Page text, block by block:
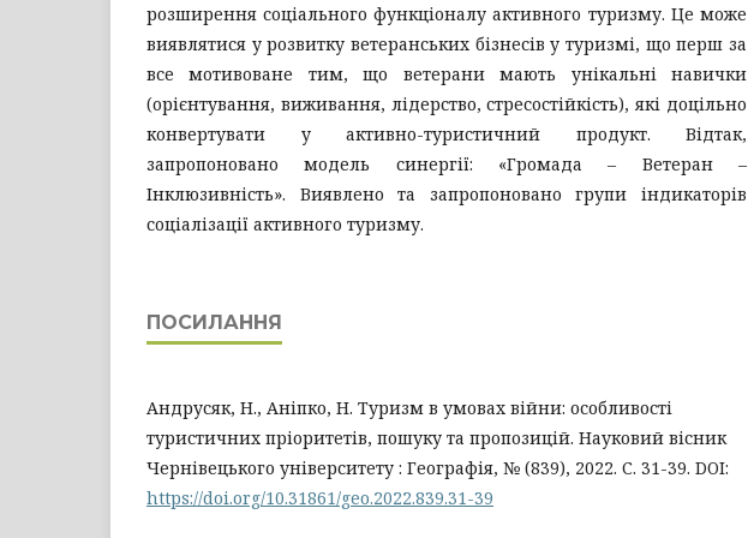
розширення соціального функціоналу активного туризму. Це може
виявлятися у розвитку ветеранських бізнесів у туризмі, що перш за
все мотивоване тим, що ветерани мають унікальні навички
(орієнтування, виживання, лідерство, стресостійкість), які доцільно
конвертувати у активно-туристичний продукт. Відтак,
запропоновано модель синергії: «Громада – Ветеран –
Інклюзивність». Виявлено та запропоновано групи індикаторів
соціалізації активного туризму.
ПОСИЛАННЯ
Андрусяк, Н., Аніпко, Н. Туризм в умовах війни: особливості
туристичних пріоритетів, пошуку та пропозицій. Науковий вісник
Чернівецького університету : Географія, № (839), 2022. С. 31-39. DOI:
https://doi.org/10.31861/geo.2022.839.31-39